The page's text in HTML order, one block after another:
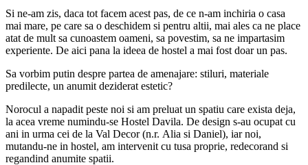
Si ne-am zis, daca tot facem acest pas, de ce n-am inchiria o casa
mai mare, pe care sa o deschidem si pentru altii, mai ales ca ne place
atat de mult sa cunoastem oameni, sa povestim, sa ne impartasim
experiente. De aici pana la ideea de hostel a mai fost doar un pas.
Sa vorbim putin despre partea de amenajare: stiluri, materiale
predilecte, un anumit deziderat estetic?
Norocul a napadit peste noi si am preluat un spatiu care exista deja,
la acea vreme numindu-se Hostel Davila. De design s-au ocupat cu
ani in urma cei de la Val Decor (n.r. Alia si Daniel), iar noi,
mutandu-ne in hostel, am intervenit cu tusa proprie, redecorand si
regandind anumite spatii.